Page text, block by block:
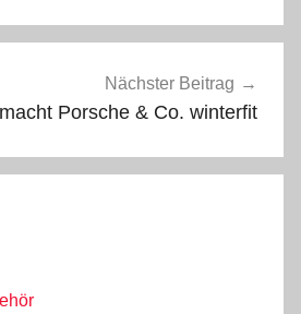
Nächster Beitrag
Porsche & Co. winterfit